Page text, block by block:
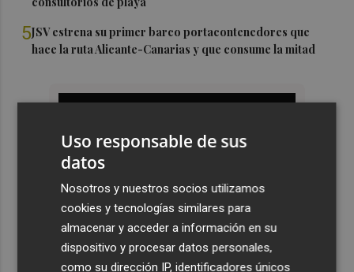
5JSV estrena su primer barco portacontenedores que
hace la ruta Alicante-Canarias y que consume la mitad
Uso responsable de sus
datos
Nosotros y nuestros socios utilizamos
cookies y tecnologías similares para
almacenar y acceder a información en su
dispositivo y procesar datos personales,
como su dirección IP, identificadores únicos